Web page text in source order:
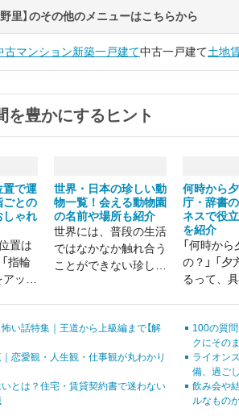
里】のその他のメニューはこちらから
古マンション新築一戸建て中古一戸建て土地
を豊かにするヒント
置で運
ごとの
しゃれ
置は
指輪
ップ
世界・日本の珍しい動
物一覧！会える動物園
の名前や場所も紹介
世界には、普段の生活
ではなかなか触れ合う
ことができない珍しい
いれば、不思議な見た
目をしている生き物も
れ。
何時から
庁・辞書
ネスで役
を紹介
「何時か
の？」 「
るって、
い話特集｜王道から上級編まで【解
100の質
クにその
恋愛観・人生観・仕事観が丸わかり
ライオン
備、過ご
とは？住宅・賃貸契約書で迷わない
飲み会や
ルなもの